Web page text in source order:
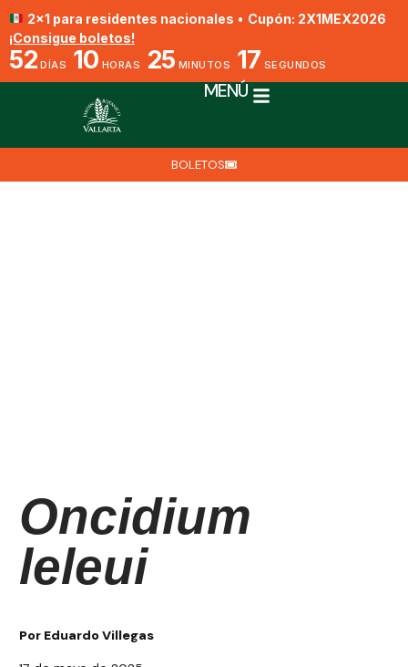
2x1 para residentes nacionales • Cupón: 2X1MEX2026
¡Consigue boletos!
52 DÍAS 10 HORAS 25 MINUTOS 16 SEGUNDOS
MENÚ
BOLETOS
Oncidium
leleui
Por Eduardo Villegas